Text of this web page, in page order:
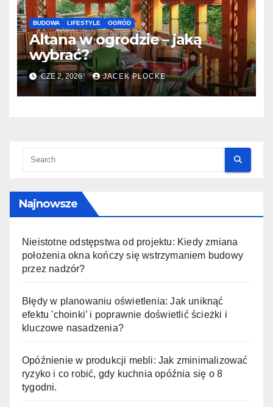
BUDOWA LIFESTYLE OGRÓD
Altana w ogrodzie – jaką
wybrać?
CZE 2, 2026 JACEK PLOCKE
Najnowsze
Nieistotne odstępstwa od projektu: Kiedy zmiana
położenia okna kończy się wstrzymaniem budowy
przez nadzór?
Błędy w planowaniu oświetlenia: Jak uniknąć
efektu 'choinki’ i poprawnie doświetlić ścieżki i
kluczowe nasadzenia?
Opóźnienie w produkcji mebli: Jak zminimalizować
ryzyko i co robić, gdy kuchnia opóźnia się o 8
tygodni.